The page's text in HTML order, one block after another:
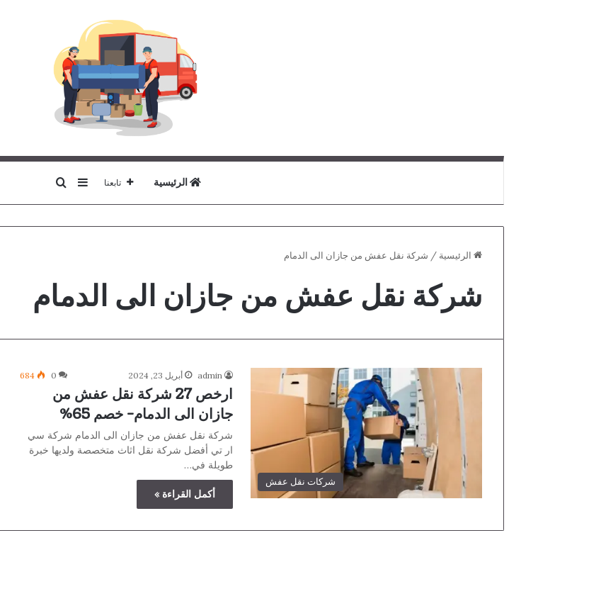
الرئيسية تابعنا إضافة عمود جانبي
بحث عن
الرئيسية / شركة نقل عفش من جازان الى الدمام
شركة نقل عفش من جازان الى الدمام
شركات نقل عفش
admin أبريل 23, 2024 0
684
ارخص 27 شركة نقل عفش من
جازان الى الدمام- خصم 65%
شركة نقل عفش من جازان الى الدمام شركة سي
ار تي أفضل شركة نقل اثاث متخصصة ولديها خبرة
طويلة في…
أكمل القراءة »